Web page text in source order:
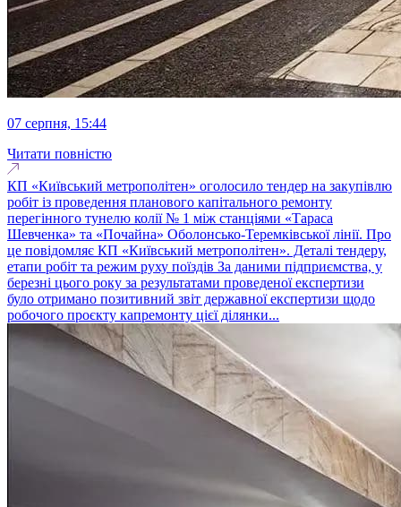
07 серпня, 15:44
Читати повністю
КП «Київський метрополітен» оголосило тендер на закупівлю
робіт із проведення планового капітального ремонту
перегінного тунелю колії № 1 між станціями «Тараса
Шевченка» та «Почайна» Оболонсько-Теремківської лінії. Про
це повідомляє КП «Київський метрополітен». Деталі тендеру,
етапи робіт та режим руху поїздів За даними підприємства, у
березні цього року за результатами проведеної експертизи
було отримано позитивний звіт державної експертизи щодо
робочого проєкту капремонту цієї ділянки...